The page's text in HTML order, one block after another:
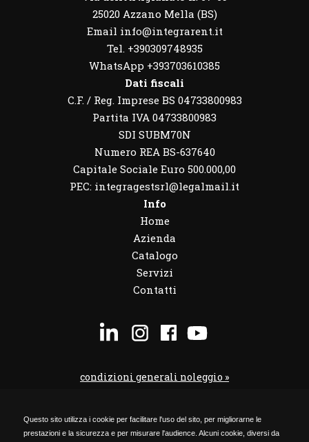
Questo sito utilizza i cookie per facilitare l'uso del sito, per migliorarne le
prestazioni e la sicurezza e per misurare l'audience. Alcuni cookie, diversi da
25020 Azzano Mella (BS)
Email info@integrarent.it
Tel. +390309748935
WhatsApp +393703610385
Dati fiscali
C.F. / Reg. Imprese BS 04733800983
Partita IVA 04733800983
SDI SUBM70N
Numero REA BS-637640
Capitale Sociale Euro 500.000,00
PEC: integragestsrl@legalmail.it
Info
Home
Azienda
Catalogo
Servizi
Contatti
condizioni generali noleggio »
codice etico »
Privacy Policy »